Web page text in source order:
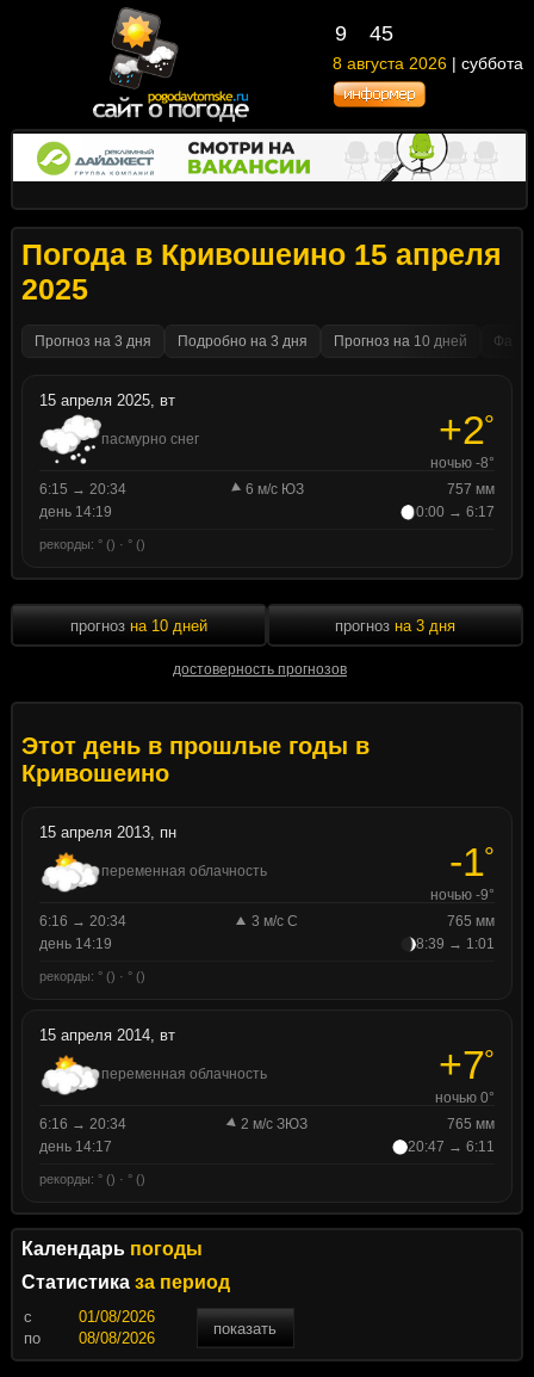
9 46
8 августа 2026 | суббота
Погода в Кривошеино 15 апреля
2025
Прогноз на 3 дня Подробно на 3 дня Прогноз на 10 дней
15 апреля 2025, вт
пасмурно снег +2°
ночью -8°
6:15 → 20:34
6 м/с ЮЗ
757 мм
день 14:19
0:00 → 6:17
рекорды: ° () · ° ()
прогноз на 10 дней
достоверность прогнозов
прогноз на 3 дня
Этот день в прошлые годы в
Кривошеино
15 апреля 2013, пн
переменная облачность -1°
ночью -9°
6:16 → 20:34
3 м/с С
765 мм
день 14:19
8:39 → 1:01
рекорды: ° () · ° ()
15 апреля 2014, вт
переменная облачность +7°
ночью 0°
6:16 → 20:34
2 м/с ЗЮЗ
765 мм
день 14:17
20:47 → 6:11
рекорды: ° () · ° ()
Календарь погоды
Статистика за период
c
показать
по